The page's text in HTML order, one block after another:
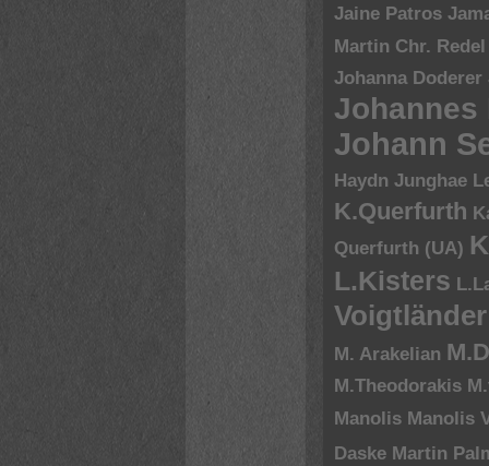
Jaine Patros
Martin Chr. Redel
Johanna Doderer
Johannes
Johann
Haydn Junghae
K.Querfurth
Querfurth (UA)
L.Kisters
Voigtländer
M. Arakelian
M.Theodorakis
Manolis Manolis
Daske Martin